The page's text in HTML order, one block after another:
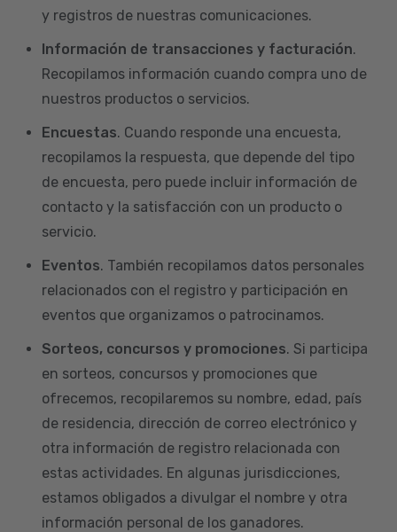
y registros de nuestras comunicaciones.
Información de transacciones y facturación.
Recopilamos información cuando compra uno de
nuestros productos o servicios.
Encuestas. Cuando responde una encuesta,
recopilamos la respuesta, que depende del tipo
de encuesta, pero puede incluir información de
contacto y la satisfacción con un producto o
servicio.
Eventos. También recopilamos datos personales
relacionados con el registro y participación en
eventos que organizamos o patrocinamos.
Sorteos, concursos y promociones. Si participa
en sorteos, concursos y promociones que
ofrecemos, recopilaremos su nombre, edad, país
de residencia, dirección de correo electrónico y
otra información de registro relacionada con
estas actividades. En algunas jurisdicciones,
estamos obligados a divulgar el nombre y otra
información personal de los ganadores.